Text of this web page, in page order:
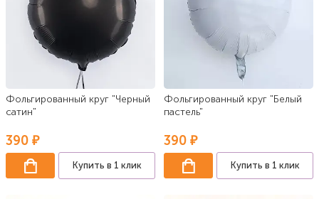
Фольгированный круг "Черный
сатин"
390 ₽
Купить в 1 клик
Фольгированный круг "Белый
пастель"
390 ₽
Купить в 1 клик